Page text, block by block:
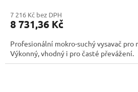
7 216 Kč bez DPH
8 731,36 Kč
Profesionální mokro-suchý vysavač
Výkonný, vhodný i pro časté převážení.